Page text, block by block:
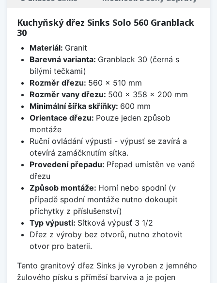
Kuchyňský dřez Sinks Solo 560 Granblack
30
Materiál: Granit
Barevná varianta: Granblack 30 (černá s
bílými tečkami)
Rozměr dřezu: 560 x 510 mm
Rozměr vany dřezu: 500 x 358 x 200 mm
Minimální šířka skříňky: 600 mm
Orientace dřezu: Pouze jeden způsob
montáže
Ruční ovládání výpusti - výpusť se zavírá a
otevírá zamáčknutím sítka.
Provedení přepadu: Přepad umístěn ve vaně
dřezu
Způsob montáže: Horní nebo spodní (v
případě spodní montáže nutno dokoupit
příchytky z příslušenství)
Typ výpusti: Sítková výpusť 3 1/2
Dřez z výroby bez otvorů, nutno zhotovit
otvor pro baterii.
Tento granitový dřez Sinks je vyroben z jemného
žulového písku s příměsí barviva a je pojen